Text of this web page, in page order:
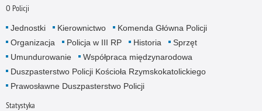
O Policji
Jednostki Kierownictwo
Komenda Główna Policji
Organizacja
Policja w III RP Historia
Sprzęt
Umundurowanie
Współpraca międzynarodowa
Duszpasterstwo Policji Kościoła Rzymskokatolickiego
Prawosławne Duszpasterstwo Policji
Statystyka